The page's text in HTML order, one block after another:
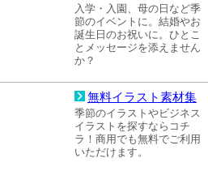
入学・入園、母の日など季
節のイベントに。結婚やお
誕生日のお祝いに。ひとこ
とメッセージを添えません
か？
無料イラスト素材集
季節のイラストやビジネス
イラストを探すならコチ
ラ！商用でも無料でご利用
いただけます。